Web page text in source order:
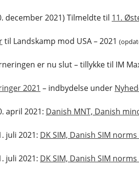
december 2021) Tilmeldte til 11.
til Landskamp mod USA – 2021
er nu slut – tillykke til IM
2021 – indbydelse under
april 2021: Danish MNT, Danish
juli 2021: DK SIM, Danish SIM
juli 2021: DK SIM, Danish SIM